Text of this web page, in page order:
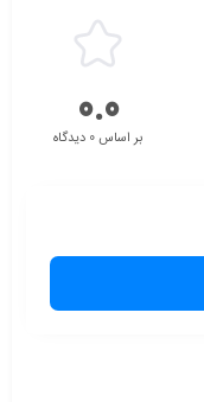
0.0بر اساس 0 دیدگاه